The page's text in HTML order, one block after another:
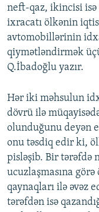
neft-qaz, ikincisi
ixracatı ölkənin
avtomobillərinin
qiymətləndirmək
Q.İbadoğlu yazır.
Hər iki məhsulun
dövrü ilə
olunduğunu deyən
onu təsdiq edir ki,
pisləşib. Bir tərəfdə
ucuzlaşmasına
qaynaqları ilə əvəz
tərəfdən isə